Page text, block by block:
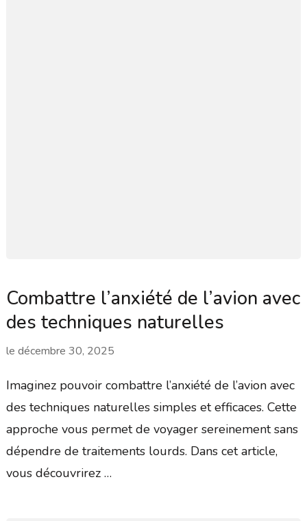
Combattre l’anxiété de l’avion avec
des techniques naturelles
le décembre 30, 2025
Imaginez pouvoir combattre l’anxiété de l’avion avec
des techniques naturelles simples et efficaces. Cette
approche vous permet de voyager sereinement sans
dépendre de traitements lourds. Dans cet article,
vous découvrirez …